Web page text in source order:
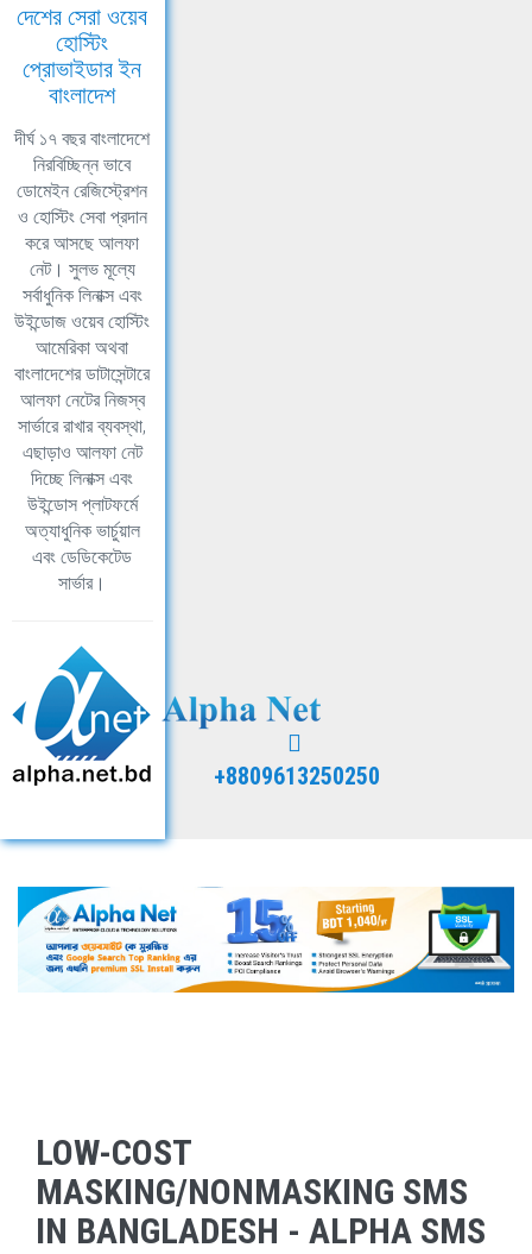
দেশের সেরা ওয়েব
হোস্টিং
প্রোভাইডার ইন
বাংলাদেশ
দীর্ঘ ১৭ বছর বাংলাদেশে
নিরবিচ্ছিন্ন ভাবে
ডোমেইন রেজিস্ট্রেশন
ও হোস্টিং সেবা প্রদান
করে আসছে আলফা
নেট। সুলভ মূল্যে
সর্বাধুনিক লিনাক্স এবং
উইন্ডোজ ওয়েব হোস্টিং
আমেরিকা অথবা
বাংলাদেশের ডাটাসেন্টারে
আলফা নেটের নিজস্ব
সার্ভারে রাখার ব্যবস্থা,
এছাড়াও আলফা নেট
দিচ্ছে লিনাক্স এবং
উইন্ডোস প্লাটফর্মে
অত্যাধুনিক ভার্চুয়াল
এবং ডেডিকেটেড
সার্ভার।
+8809613250250
LOW-COST
MASKING/NONMASKING SMS
IN BANGLADESH - ALPHA SMS